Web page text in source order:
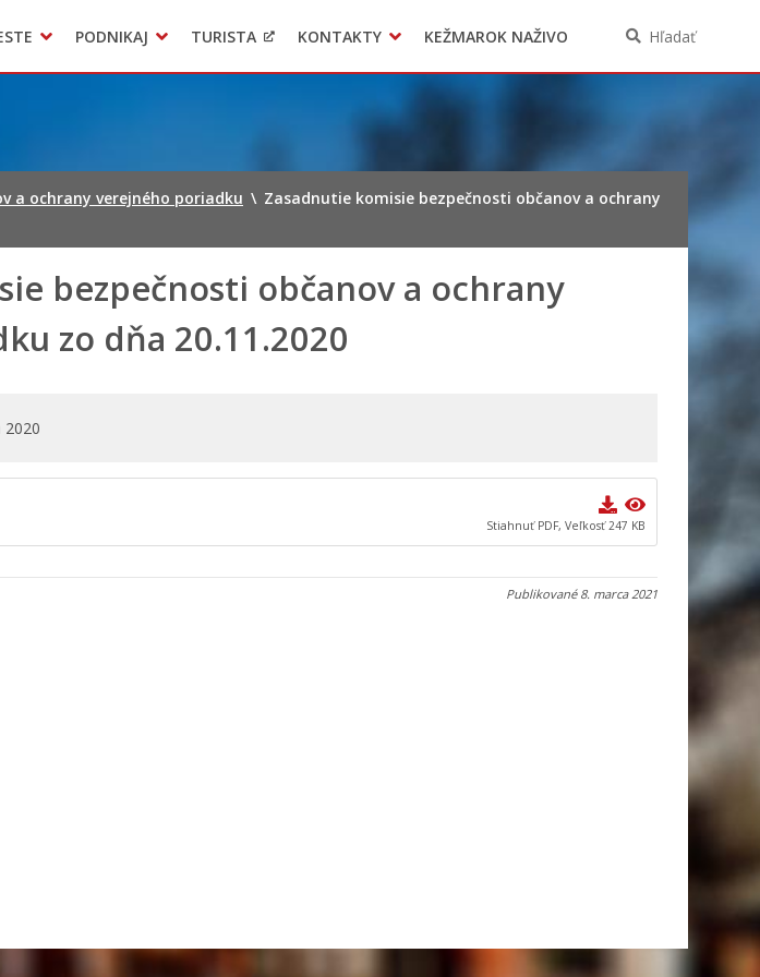
systém – Kežmarok
podozrení z podvodov
zber – NATUR – PACK
PODNIKAJ TURISTA KONTAKTY KEŽMAROK NAŽIVO Hľadať
a ochrany verejného poriadku \ Zasadnutie komisie bezpečnosti občanov a ochrany
bezpečnosti občanov a ochrany
zo dňa 20.11.2020
2020
Stiahnuť PDF, Veľkosť 247 KB
Publikované 8. marca 2021